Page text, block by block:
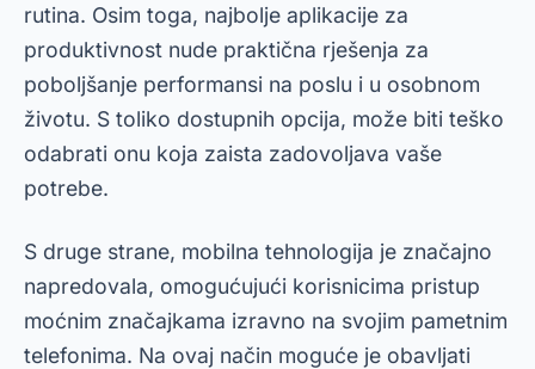
rutina. Osim toga, najbolje aplikacije za
produktivnost nude praktična rješenja za
poboljšanje performansi na poslu i u osobnom
životu. S toliko dostupnih opcija, može biti teško
odabrati onu koja zaista zadovoljava vaše
potrebe.
S druge strane, mobilna tehnologija je značajno
napredovala, omogućujući korisnicima pristup
moćnim značajkama izravno na svojim pametnim
telefonima. Na ovaj način moguće je obavljati